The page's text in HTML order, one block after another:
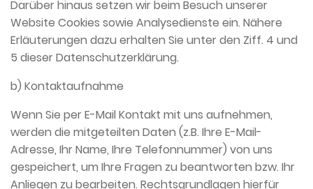
Darüber hinaus setzen wir beim Besuch unserer
Website Cookies sowie Analysedienste ein. Nähere
Erläuterungen dazu erhalten Sie unter den Ziff. 4 und
5 dieser Datenschutzerklärung.
b) Kontaktaufnahme
Wenn Sie per E-Mail Kontakt mit uns aufnehmen,
werden die mitgeteilten Daten (z.B. Ihre E-Mail-
Adresse, Ihr Name, Ihre Telefonnummer) von uns
gespeichert, um Ihre Fragen zu beantworten bzw. Ihr
Anliegen zu bearbeiten. Rechtsgrundlagen hierfür